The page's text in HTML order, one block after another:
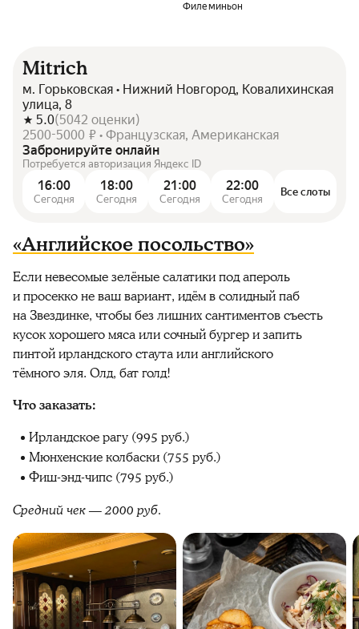
Филе миньон
Mitrich
м. Горьковская • Нижний Новгород, Ковалихинская
улица, 8
5.0(5042 оценки)
2500-5000 ₽ • Французская, Американская
Забронируйте онлайн
Потребуется авторизация Яндекс ID
16:00
Сегодня
18:00
Сегодня
21:00
Сегодня
22:00
Сегодня
Все слоты
«Английское посольство»
Если невесомые зелёные салатики под апероль
и просекко не ваш вариант, идём в солидный паб
на Звездинке, чтобы без лишних сантиментов съесть
кусок хорошего мяса или сочный бургер и запить
пинтой ирландского стаута или английского
тёмного эля. Олд, бат голд!
Что заказать:
Ирландское рагу (995 руб.)
Мюнхенские колбаски (755 руб.)
Фиш-энд-чипс (795 руб.)
Средний чек — 2000 руб.